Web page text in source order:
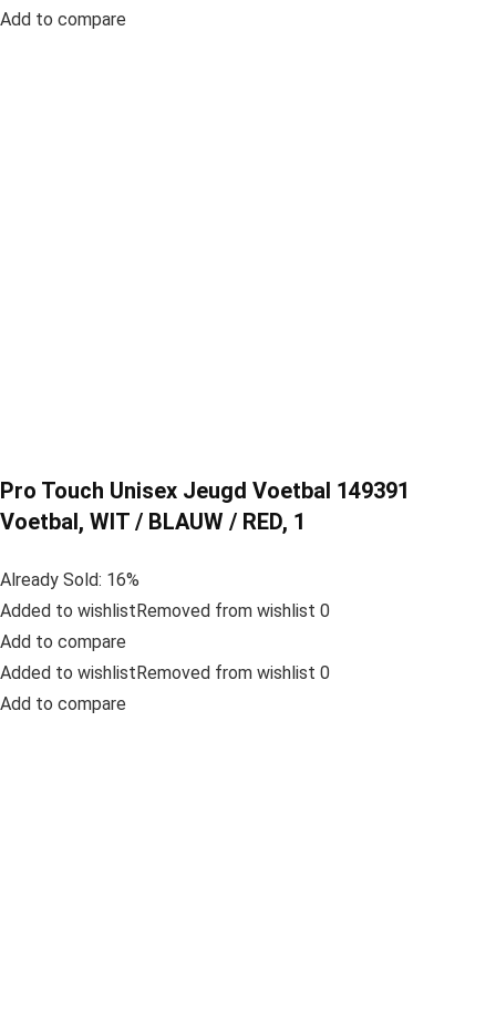
Add to compare
Pro Touch Unisex Jeugd Voetbal 149391
Voetbal, WIT / BLAUW / RED, 1
Already Sold: 16%
Added to wishlistRemoved from wishlist 0
Add to compare
Added to wishlistRemoved from wishlist 0
Add to compare